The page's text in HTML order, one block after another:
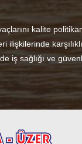
kalite
ilişkilerinde
iş sağlığı ve